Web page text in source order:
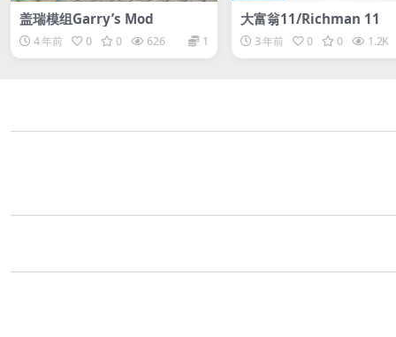
盖瑞模组Garry’s Mod
4 年前 0 0 626 1
大富翁11/Richman 11
3 年前 0 0 1.2K